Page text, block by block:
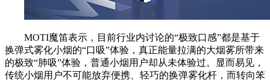
MOTI魔笛表示，目前行业内讨论的“极致口感”都是基于
换弹式雾化小烟的“口吸”体验，真正能量拉满的大烟雾所带来
的极致“肺吸”体验，普通小烟用户却从未体验过。显而易见，
传统小烟用户不可能放弃便携、轻巧的换弹雾化杆，而转向笨